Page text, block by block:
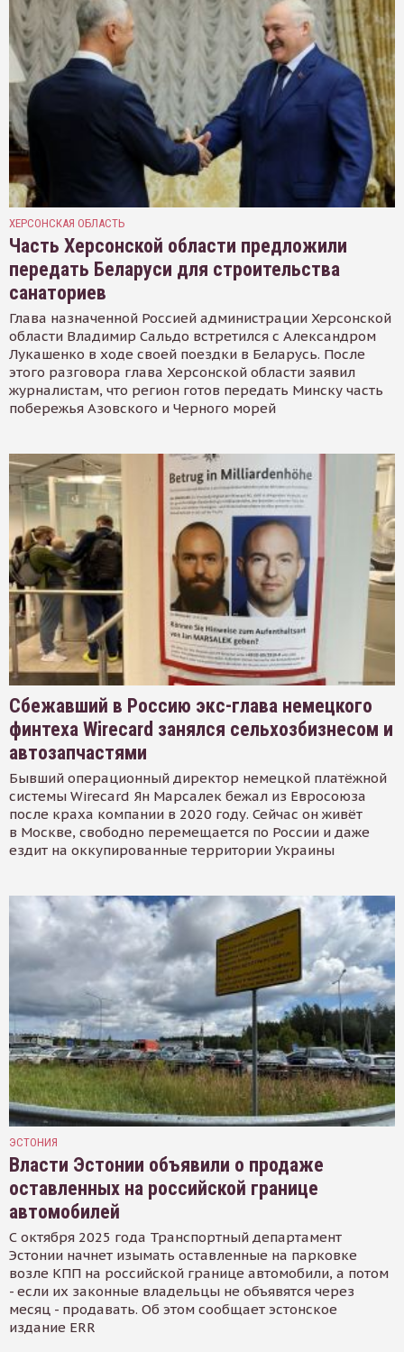
ХЕРСОНСКАЯ ОБЛАСТЬ
Часть Херсонской области предложили
передать Беларуси для строительства
санаториев
Глава назначенной Россией администрации Херсонской
области Владимир Сальдо встретился с Александром
Лукашенко в ходе своей поездки в Беларусь. После
этого разговора глава Херсонской области заявил
журналистам, что регион готов передать Минску часть
побережья Азовского и Черного морей
Сбежавший в Россию экс-глава немецкого
финтеха Wirecard занялся сельхозбизнесом и
автозапчастями
Бывший операционный директор немецкой платёжной
системы Wirecard Ян Марсалек бежал из Евросоюза
после краха компании в 2020 году. Сейчас он живёт
в Москве, свободно перемещается по России и даже
ездит на оккупированные территории Украины
ЭСТОНИЯ
Власти Эстонии объявили о продаже
оставленных на российской границе
автомобилей
С октября 2025 года Транспортный департамент
Эстонии начнет изымать оставленные на парковке
возле КПП на российской границе автомобили, а потом
- если их законные владельцы не объявятся через
месяц - продавать. Об этом сообщает эстонское
издание ERR